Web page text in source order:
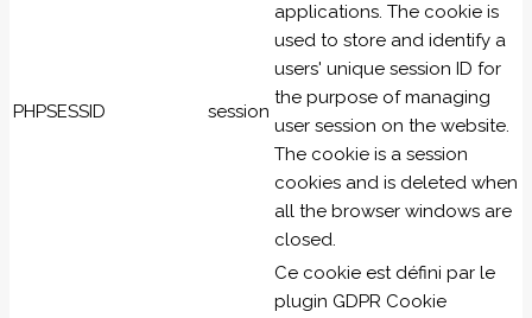
PHPSESSID session
applications. The cookie is
used to store and identify a
users' unique session ID for
the purpose of managing
user session on the website.
The cookie is a session
cookies and is deleted when
all the browser windows are
closed.
Ce cookie est défini par le
plugin GDPR Cookie